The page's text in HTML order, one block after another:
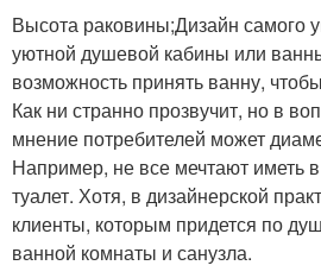
Высота раковины;Дизайн самого
уютной душевой кабины или
возможность принять ванну,
Как ни странно прозвучит, но в
мнение потребителей может
Например, не все мечтают иметь
туалет. Хотя, в дизайнерской
клиенты, которым придется по
ванной комнаты и санузла.